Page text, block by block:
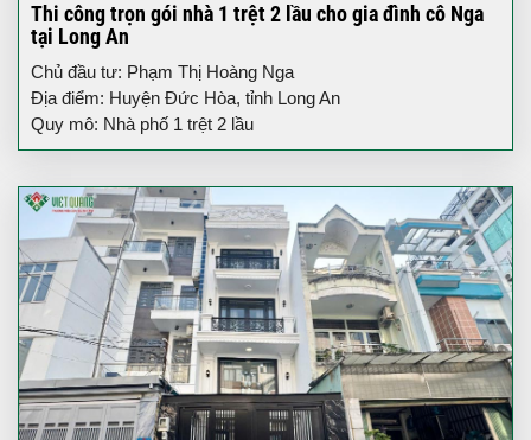
Thi công trọn gói nhà 1 trệt 2 lầu cho gia đình cô Nga
tại Long An
Chủ đầu tư: Phạm Thị Hoàng Nga
Địa điểm: Huyện Đức Hòa, tỉnh Long An
Quy mô: Nhà phố 1 trệt 2 lầu